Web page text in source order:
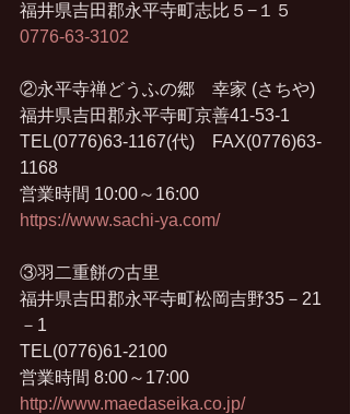
福井県吉田郡永平寺町志比５−１５
0776-63-3102
②永平寺禅どうふの郷　幸家 (さちや)
福井県吉田郡永平寺町京善41-53-1
TEL(0776)63-1167(代)　FAX(0776)63-
1168
営業時間 10:00～16:00
https://www.sachi-ya.com/
③羽二重餅の古里
福井県吉田郡永平寺町松岡吉野35－21
－1
TEL(0776)61-2100
営業時間 8:00～17:00
http://www.maedaseika.co.jp/